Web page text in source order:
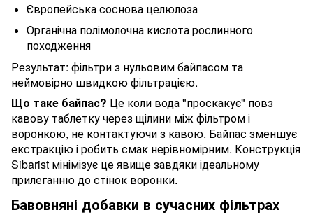
Європейська соснова целюлоза
Органічна полімолочна кислота рослинного
походження
Результат: фільтри з нульовим байпасом та
неймовірно швидкою фільтрацією.
Що таке байпас? Це коли вода "проскакує" повз
кавову таблетку через щілини між фільтром і
воронкою, не контактуючи з кавою. Байпас зменшує
екстракцію і робить смак нерівномірним. Конструкція
Sibarist мінімізує це явище завдяки ідеальному
прилеганню до стінок воронки.
Бавовняні добавки в сучасних фільтрах